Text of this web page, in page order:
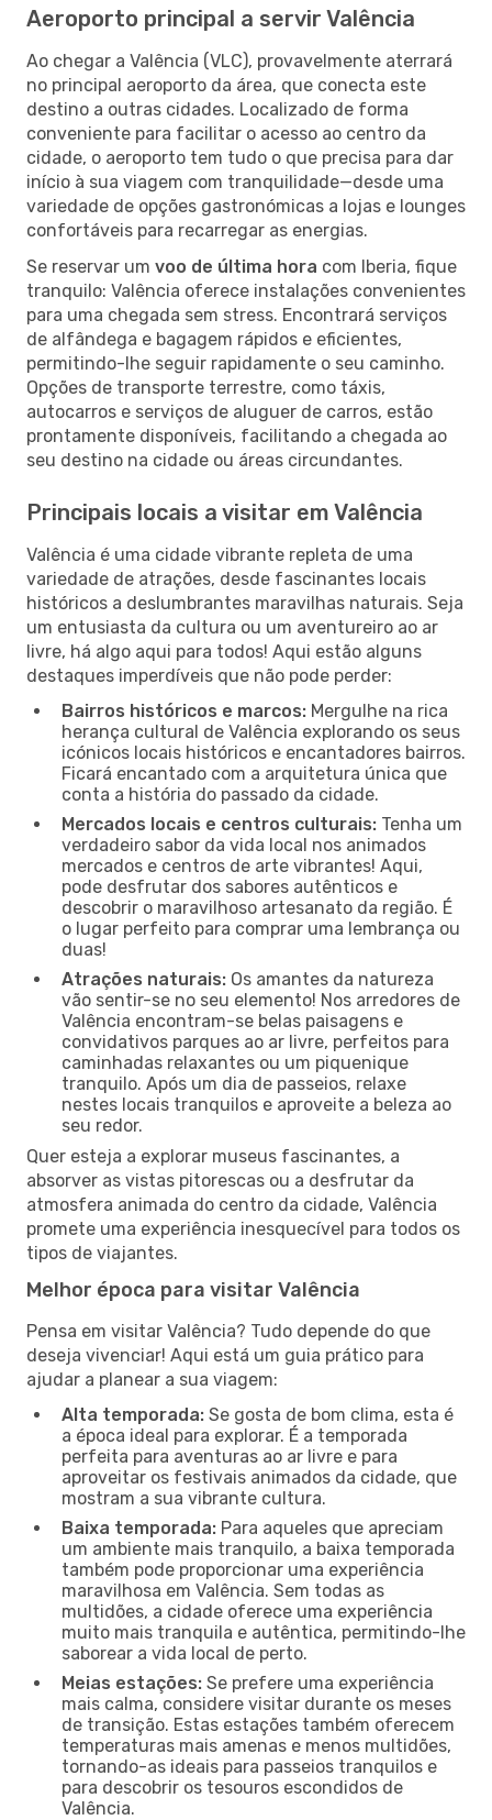
Aeroporto principal a servir Valência
Ao chegar a Valência (VLC), provavelmente aterrará
no principal aeroporto da área, que conecta este
destino a outras cidades. Localizado de forma
conveniente para facilitar o acesso ao centro da
cidade, o aeroporto tem tudo o que precisa para dar
início à sua viagem com tranquilidade—desde uma
variedade de opções gastronómicas a lojas e lounges
confortáveis para recarregar as energias.
Se reservar um voo de última hora com Iberia, fique
tranquilo: Valência oferece instalações convenientes
para uma chegada sem stress. Encontrará serviços
de alfândega e bagagem rápidos e eficientes,
permitindo-lhe seguir rapidamente o seu caminho.
Opções de transporte terrestre, como táxis,
autocarros e serviços de aluguer de carros, estão
prontamente disponíveis, facilitando a chegada ao
seu destino na cidade ou áreas circundantes.
Principais locais a visitar em Valência
Valência é uma cidade vibrante repleta de uma
variedade de atrações, desde fascinantes locais
históricos a deslumbrantes maravilhas naturais. Seja
um entusiasta da cultura ou um aventureiro ao ar
livre, há algo aqui para todos! Aqui estão alguns
destaques imperdíveis que não pode perder:
Bairros históricos e marcos: Mergulhe na rica
herança cultural de Valência explorando os seus
icónicos locais históricos e encantadores bairros.
Ficará encantado com a arquitetura única que
conta a história do passado da cidade.
Mercados locais e centros culturais: Tenha um
verdadeiro sabor da vida local nos animados
mercados e centros de arte vibrantes! Aqui,
pode desfrutar dos sabores autênticos e
descobrir o maravilhoso artesanato da região. É
o lugar perfeito para comprar uma lembrança ou
duas!
Atrações naturais: Os amantes da natureza
vão sentir-se no seu elemento! Nos arredores de
Valência encontram-se belas paisagens e
convidativos parques ao ar livre, perfeitos para
caminhadas relaxantes ou um piquenique
tranquilo. Após um dia de passeios, relaxe
nestes locais tranquilos e aproveite a beleza ao
seu redor.
Quer esteja a explorar museus fascinantes, a
absorver as vistas pitorescas ou a desfrutar da
atmosfera animada do centro da cidade, Valência
promete uma experiência inesquecível para todos os
tipos de viajantes.
Melhor época para visitar Valência
Pensa em visitar Valência? Tudo depende do que
deseja vivenciar! Aqui está um guia prático para
ajudar a planear a sua viagem:
Alta temporada: Se gosta de bom clima, esta é
a época ideal para explorar. É a temporada
perfeita para aventuras ao ar livre e para
aproveitar os festivais animados da cidade, que
mostram a sua vibrante cultura.
Baixa temporada: Para aqueles que apreciam
um ambiente mais tranquilo, a baixa temporada
também pode proporcionar uma experiência
maravilhosa em Valência. Sem todas as
multidões, a cidade oferece uma experiência
muito mais tranquila e autêntica, permitindo-lhe
saborear a vida local de perto.
Meias estações: Se prefere uma experiência
mais calma, considere visitar durante os meses
de transição. Estas estações também oferecem
temperaturas mais amenas e menos multidões,
tornando-as ideais para passeios tranquilos e
para descobrir os tesouros escondidos de
Valência.